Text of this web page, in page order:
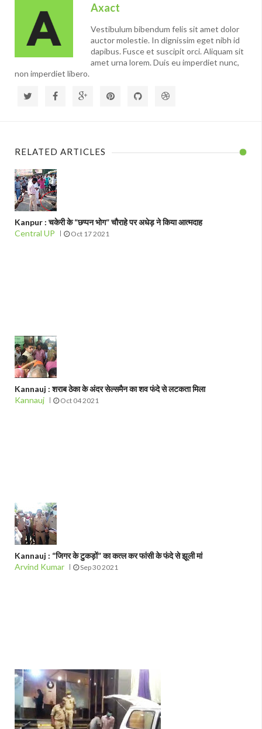
Axact
Vestibulum bibendum felis sit amet dolor
auctor molestie. In dignissim eget nibh id
dapibus. Fusce et suscipit orci. Aliquam sit
amet urna lorem. Duis eu imperdiet nunc,
non imperdiet libero.
RELATED ARTICLES
Kanpur : चकेरी के “छप्पन भोग” चौराहे पर अधेड़ ने किया आत्मदाह
Central UP
Oct 17 2021
Kannauj : शराब ठेका के अंदर सेल्समैन का शव फंदे से लटकता मिला
Kannauj
Oct 04 2021
Kannauj : “जिगर के टुकड़ों” का कत्ल कर फांसी के फंदे से झूली मां
Arvind Kumar
Sep 30 2021